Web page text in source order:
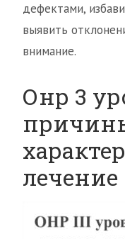
дефектами,
выявить
внимание.
Онр 3